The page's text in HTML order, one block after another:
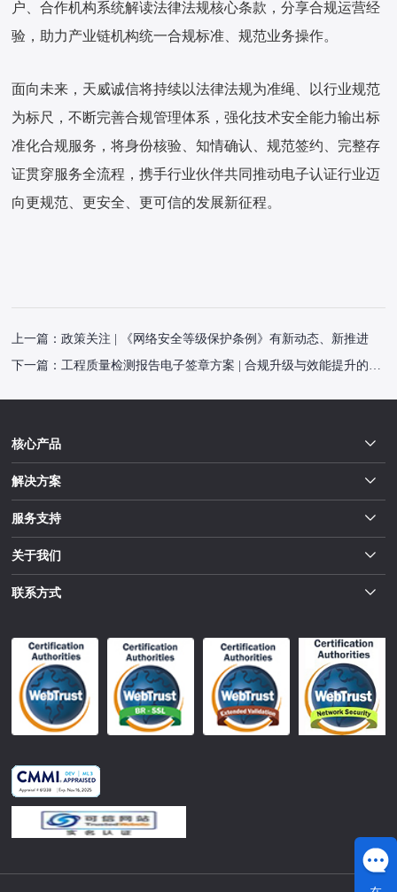
户、合作机构系统解读法律法规核心条款，分享合规运营经
验，助力产业链机构统一合规标准、规范业务操作。
面向未来，天威诚信将持续以法律法规为准绳、以行业规范
为标尺，不断完善合规管理体系，强化技术安全能力输出标
准化合规服务，将身份核验、知情确认、规范签约、完整存
证贯穿服务全流程，携手行业伙伴共同推动电子认证行业迈
向更规范、更安全、更可信的发展新征程。
上一篇：政策关注 | 《网络安全等级保护条例》有新动态、新推进
下一篇：工程质量检测报告电子签章方案 | 合规升级与效能提升的数字化路径
核心产品
解决方案
服务支持
关于我们
联系方式